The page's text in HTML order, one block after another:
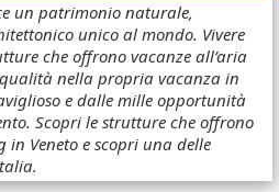
un patrimonio naturale,
unico al mondo. Vivere
che offrono vacanze all’aria
nella propria vacanza in
e dalle mille opportunità
Scopri le strutture che offrono
Veneto e scopri una delle